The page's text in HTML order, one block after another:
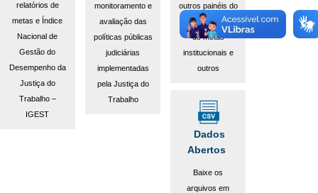
relatórios de
metas e Índice
Nacional de
Gestão do
Desempenho da
Justiça do
Trabalho –
IGEST
monitoramento e
avaliação das
políticas públicas
judiciárias
implementadas
pela Justiça do
Trabalho
outros painéis do
CNJ, Relatórios
de metas
institucionais e
outros
Dados
Abertos
Baixe os
arquivos em